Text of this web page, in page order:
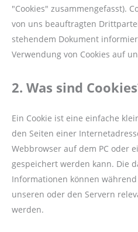
"Cookies" zusammengefasst).
von uns beauftragten
stehendem Dokument
Verwendung von Cookies auf
2. Was sind
Ein Cookie ist eine einfache
den Seiten einer
Webbrowser auf dem PC oder
gespeichert werden kann. Die
Informationen können
unseren oder den Servern
werden.